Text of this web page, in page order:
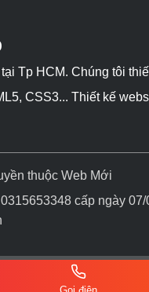
Tp HCM. Chúng tôi
CSS3... Thiết kế
thuộc Web Mới
cấp ngày